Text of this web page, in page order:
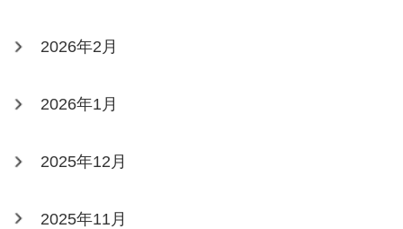
2026年2月
2026年1月
2025年12月
2025年11月